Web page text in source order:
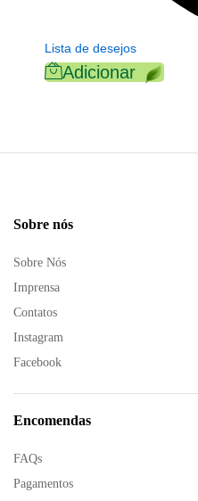
Lista de desejos
Adicionar
Sobre nós
Sobre Nós
Imprensa
Contatos
Instagram
Facebook
Encomendas
FAQs
Pagamentos